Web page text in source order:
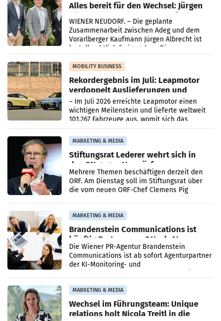
Alles bereit für den Wechsel: Jürgen
Albrecht setzt ab 1.1.2027 auf Adeg
WIENER NEUDORF. – Die geplante
Zusammenarbeit zwischen Adeg und dem
Vorarlberger Kaufmann Jürgen Albrecht ist
kartellrechtlich freigegeben: Die
Bundeswettbewerbsbehörde und der
Bundeskartellanwalt
MOBILITY BUSINESS
Rekordergebnis im Juli: Leapmotor
verdoppelt Auslieferungen und
überschreitet die 100.000er-Marke
– Im Juli 2026 erreichte Leapmotor einen
wichtigen Meilenstein und lieferte weltweit
101.267 Fahrzeuge aus, womit sich das
Ergebnis gegenüber Juli 2025 mehr als
verdoppelte (+102
MARKETING & MEDIA
Stiftungsrat Lederer wehrt sich in
den SN gegen Vorwürfe
Mehrere Themen beschäftigen derzeit den
ORF. Am Dienstag soll im Stiftungsrat über
die vom neuen ORF-Chef Clemens Pig
MARKETING & MEDIA
Brandenstein Communications ist
künftig Partner von OtterlyAI
Die Wiener PR-Agentur Brandenstein
Communications ist ab sofort Agenturpartner
der KI-Monitoring- und
MARKETING & MEDIA
Wechsel im Führungsteam: Unique
relations holt Nicola Treitl in die